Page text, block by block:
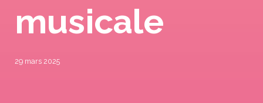
musicale
29 mars 2025